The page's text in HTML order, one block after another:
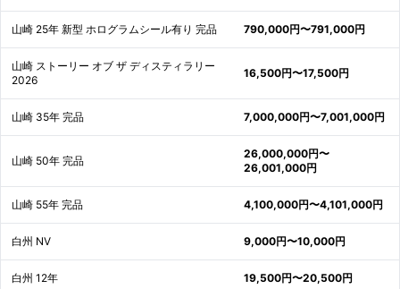
山崎 25年 新型 ホログラムシール有り 完品 790,000円〜791,000円
山崎 ストーリー オブ ザ ディスティラリー
2026
16,500円〜17,500円
山崎 35年 完品 7,000,000円〜7,001,000円
山崎 50年 完品
26,000,000円〜
26,001,000円
山崎 55年 完品 4,100,000円〜4,101,000円
白州 NV 9,000円〜10,000円
白州 12年 19,500円〜20,500円